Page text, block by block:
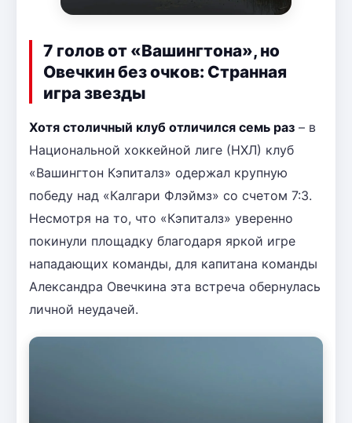
7 голов от «Вашингтона», но
Овечкин без очков: Странная
игра звезды
Хотя столичный клуб отличился семь раз – в
Национальной хоккейной лиге (НХЛ) клуб
«Вашингтон Кэпиталз» одержал крупную
победу над «Калгари Флэймз» со счетом 7:3.
Несмотря на то, что «Кэпиталз» уверенно
покинули площадку благодаря яркой игре
нападающих команды, для капитана команды
Александра Овечкина эта встреча обернулась
личной неудачей.